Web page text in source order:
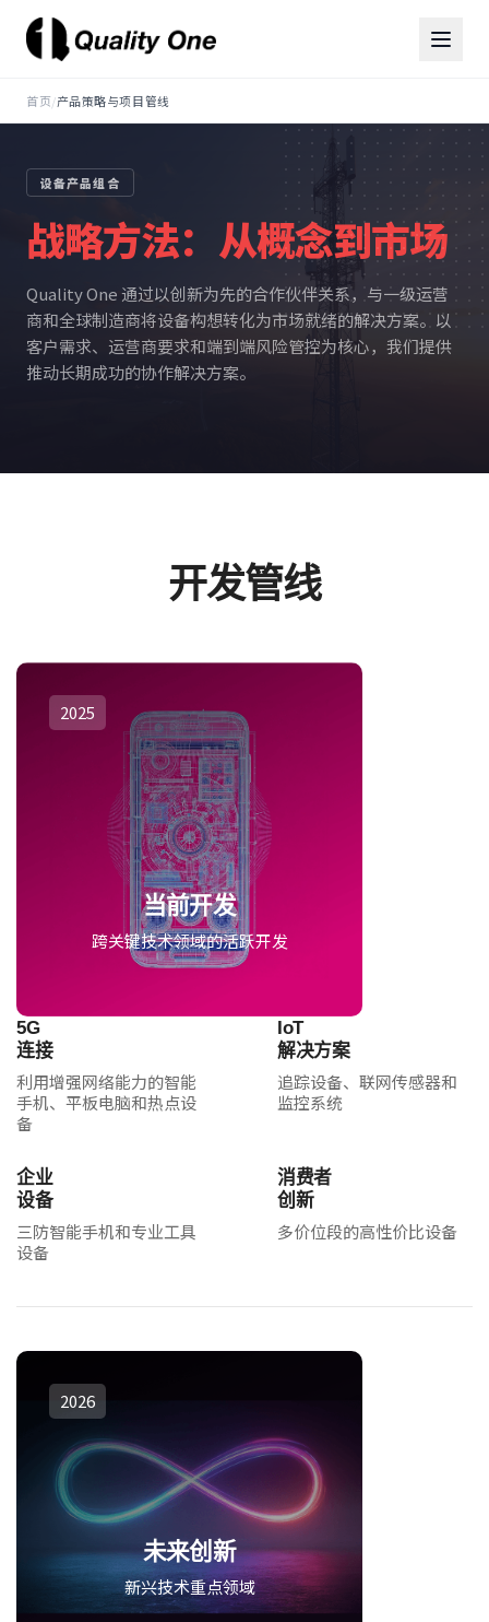
首页/产品策略与项目管线
设备产品组合
战略方法：从概念到市场
Quality One 通过以创新为先的合作伙伴关系，与一级运营
商和全球制造商将设备构想转化为市场就绪的解决方案。以
客户需求、运营商要求和端到端风险管控为核心，我们提供
推动长期成功的协作解决方案。
开发管线
2025
当前开发
跨关键技术领域的活跃开发
5G
连接
利用增强网络能力的智能
手机、平板电脑和热点设
备
IoT
解决方案
追踪设备、联网传感器和
监控系统
企业
设备
三防智能手机和专业工具
设备
消费者
创新
多价位段的高性价比设备
2026
未来创新
新兴技术重点领域